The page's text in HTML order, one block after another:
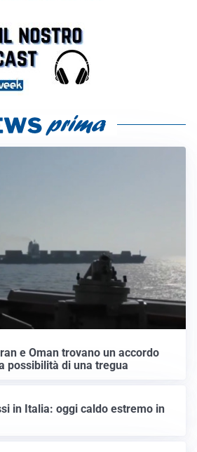
e Oman trovano un accordo
possibilità di una tregua
in Italia: oggi caldo estremo in